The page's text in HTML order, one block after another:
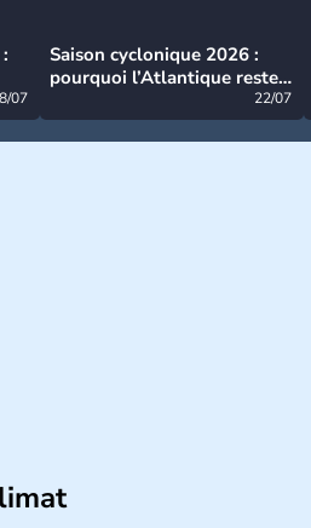
07
Saison cyclonique 2026 :
pourquoi l’Atlantique reste
22/07